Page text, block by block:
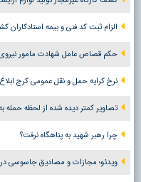
الزام ثبت کد فنی و بیمه استادکاران
حکم قصاص عامل شهادت مامور نیروی
نرخ کرایه حمل و نقل عمومی کرج
تصاویر کمتر دیده شده از لحظه حمله به پل
چرا رهبر شهید به پناهگاه نرفت؟
ویدئو؛ مجازات و مصادیق جاسوسی